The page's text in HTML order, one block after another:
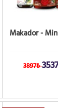
Makador -
3897₺